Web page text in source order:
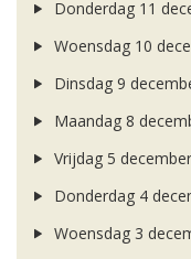
Donderdag 11
Woensdag 10
Dinsdag 9
Maandag 8
Vrijdag 5
Donderdag 4
Woensdag 3